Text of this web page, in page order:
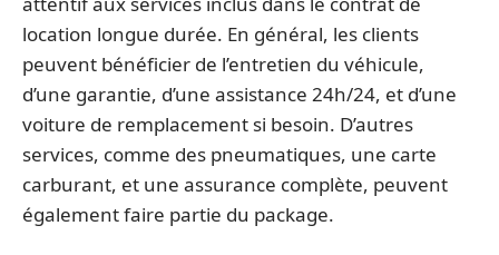
location longue durée. En général, les clients
peuvent bénéficier de l’entretien du véhicule,
d’une garantie, d’une assistance 24h/24, et d’une
voiture de remplacement si besoin. D’autres
services, comme des pneumatiques, une carte
carburant, et une assurance complète, peuvent
également faire partie du package.